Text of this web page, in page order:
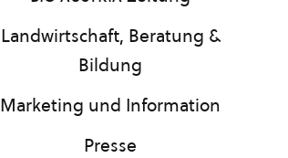
Landwirtschaft, Beratung &
Bildung
Marketing und Information
Presse